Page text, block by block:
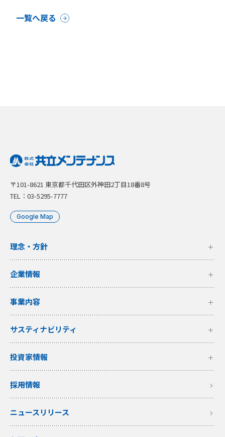
一覧へ戻る
〒101-8621 東京都千代田区外神田2丁目18番8号
TEL：03-5295-7777
Google Map
理念・方針
企業情報
事業内容
サスティナビリティ
投資家情報
採用情報
ニュースリリース